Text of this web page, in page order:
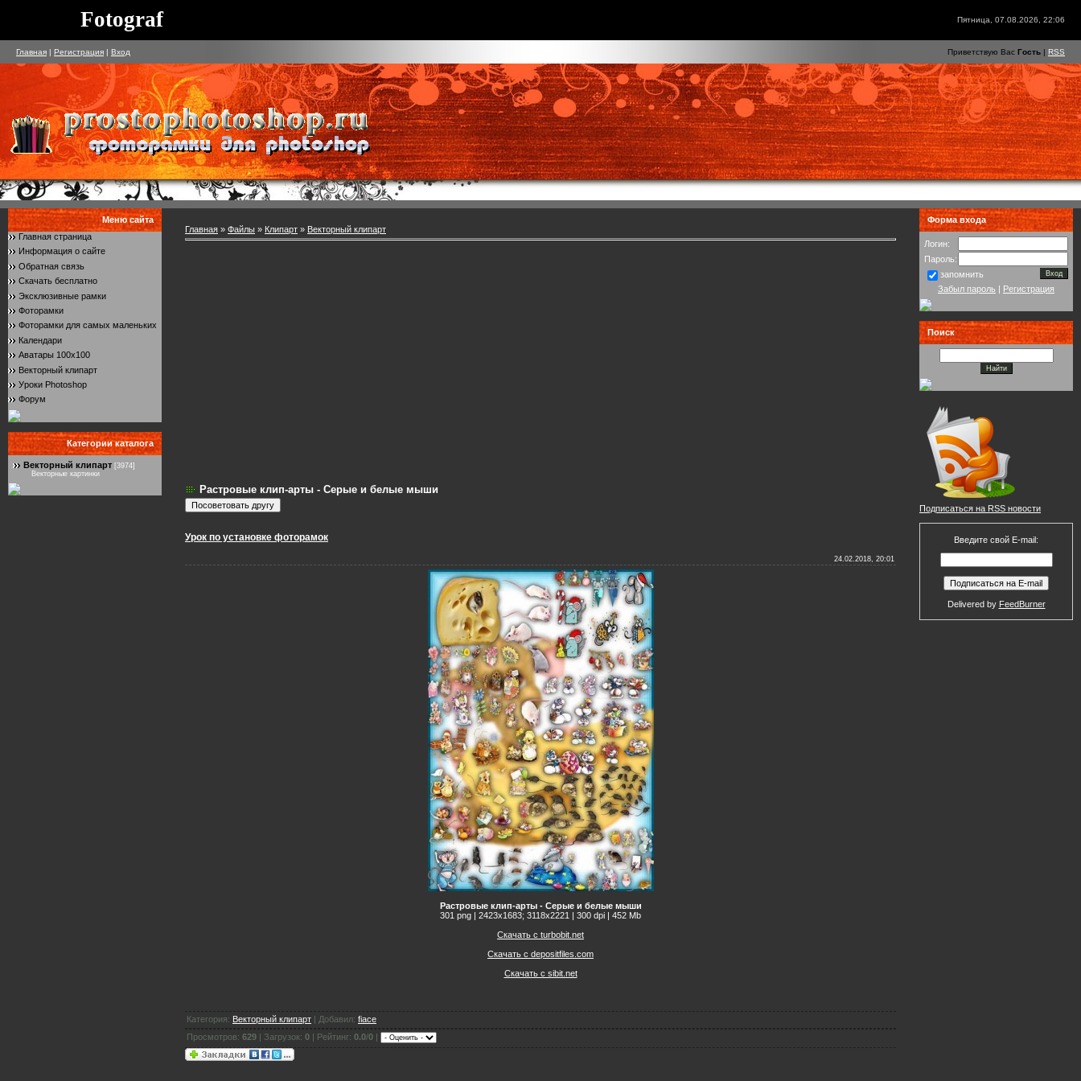
Fotograf Пятница, 07.08.2026, 22:06
Главная | Регистрация | Вход Приветствую Вас Гость | RSS
Меню сайта
Главная страница
Информация о сайте
Обратная связь
Скачать бесплатно
Эксклюзивные рамки
Фоторамки
Фоторамки для самых маленьких
Календари
Аватары 100x100
Векторный клипарт
Уроки Photoshop
Форум
Категории каталога
Векторный клипарт [3974]
Векторные картинки
Главная » Файлы » Клипарт » Векторный клипарт
Растровые клип-арты - Серые и белые мыши
Урок по установке фоторамок
24.02.2018, 20:01
Растровые клип-арты - Серые и белые мыши
301 png | 2423x1683; 3118х2221 | 300 dpi | 452 Mb
Скачать с turbobit.net
Скачать с depositfiles.com
Скачать с sibit.net
Категория: Векторный клипарт | Добавил: fiace
Просмотров: 629 | Загрузок: 0 | Рейтинг: 0.0/0 |
Форма входа
Логин:
Пароль:
запомнить
Забыл пароль | Регистрация
Поиск
Подписаться на RSS новости
Введите свой E-mail:
Delivered by FeedBurner